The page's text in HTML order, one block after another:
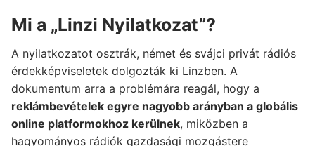
Mi a „Linzi Nyilatkozat”?
A nyilatkozatot osztrák, német és svájci privát rádiós
érdekképviseletek dolgozták ki Linzben. A
dokumentum arra a problémára reagál, hogy a
reklámbevételek egyre nagyobb arányban a globális
online platformokhoz kerülnek, miközben a
hagyományos rádiók gazdasági mozgástere